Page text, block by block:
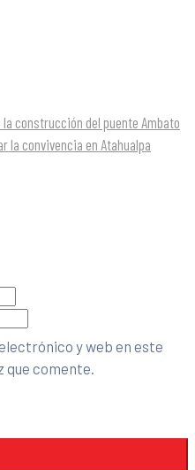
construcción del puente Ambato
la convivencia en Atahualpa
y web en este
que comente.